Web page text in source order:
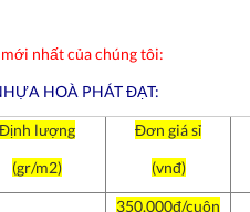
nhất của chúng tôi:
HOÀ PHÁT ĐẠT:
Định lượng
(gr/m2)
Đơn giá sỉ
(vnđ)
350.000đ/cuộn